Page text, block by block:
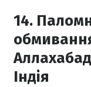
14.
Індія